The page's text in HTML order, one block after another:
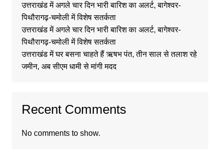
उत्तराखंड में अगले चार दिन भारी बारिश का अलर्ट, बागेश्वर-
पिथौरागढ़-चमोली में विशेष सतर्कता
उत्तराखंड में अगले चार दिन भारी बारिश का अलर्ट, बागेश्वर-
पिथौरागढ़-चमोली में विशेष सतर्कता
उत्तराखंड में घर बसना चाहते हैं ऋषभ पंत, तीन साल से तलाश रहे
जमीन, अब सीएम धामी से मांगी मदद
Recent Comments
No comments to show.